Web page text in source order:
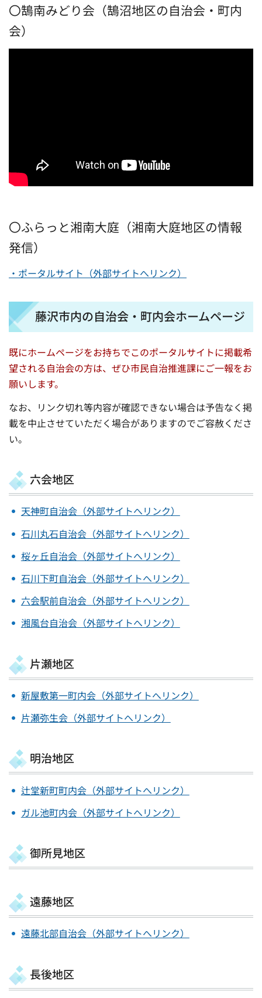
〇鵠南みどり会（鵠沼地区の自治会・町内
会）
〇ふらっと湘南大庭（湘南大庭地区の情報
発信）
・ポータルサイト（外部サイトへリンク）
藤沢市内の自治会・町内会ホームページ
既にホームページをお持ちでこのポータルサイトに掲載希
望される自治会の方は、ぜひ市民自治推進課にご一報をお
願いします。
なお、リンク切れ等内容が確認できない場合は予告なく掲
載を中止させていただく場合がありますのでご容赦くださ
い。
六会地区
天神町自治会（外部サイトへリンク）
石川丸石自治会（外部サイトへリンク）
桜ヶ丘自治会（外部サイトへリンク）
石川下町自治会（外部サイトへリンク）
六会駅前自治会（外部サイトへリンク）
湘風台自治会（外部サイトへリンク）
片瀬地区
新屋敷第一町内会（外部サイトへリンク）
片瀬弥生会（外部サイトへリンク）
明治地区
辻堂新町町内会（外部サイトへリンク）
ガル池町内会（外部サイトへリンク）
御所見地区
遠藤地区
遠藤北部自治会（外部サイトへリンク）
長後地区